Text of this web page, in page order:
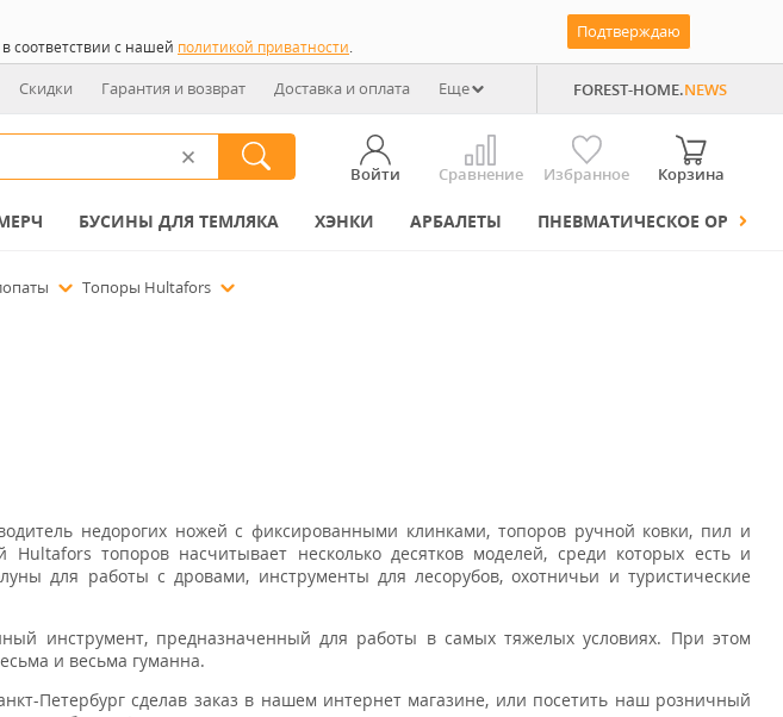
соответствии с нашей политикой приватности.
Подтверждаю
Скидки Гарантия и возврат Доставка и оплата Еще FOREST-HOME.NEWS
Войти Сравнение Избранное Корзина
БУСИНЫ ДЛЯ ТЕМЛЯКА ХЭНКИ АРБАЛЕТЫ ПНЕВМАТИЧЕСКОЕ ОРУЖИЕ
Топоры Hultafors
недорогих ножей с фиксированными клинками, топоров ручной ковки, пил и
топоров насчитывает несколько десятков моделей, среди которых есть и
для работы с дровами, инструменты для лесорубов, охотничьи и туристические
инструмент, предназначенный для работы в самых тяжелых условиях. При этом
и весьма гуманна.
Петербург сделав заказ в нашем интернет магазине, или посетить наш розничный